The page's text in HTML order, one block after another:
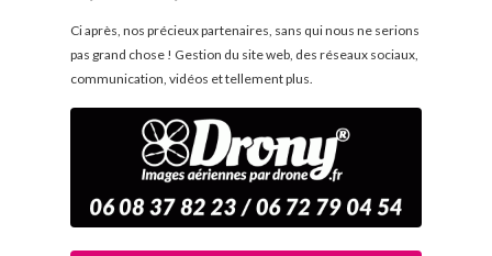
Ci après, nos précieux partenaires, sans qui nous ne serions
pas grand chose ! Gestion du site web, des réseaux sociaux,
communication, vidéos et tellement plus.